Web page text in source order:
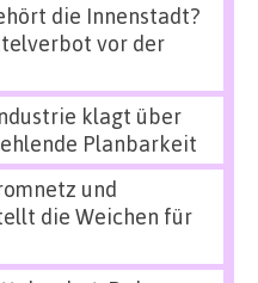
die Innenstadt?
vor der
klagt über
Planbarkeit
und
die Weichen für